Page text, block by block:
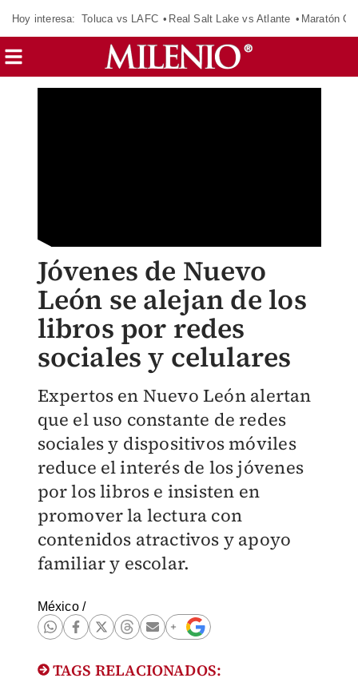
Hoy interesa: Toluca vs LAFC Real Salt Lake vs Atlante Maratón
Jóvenes de Nuevo
León se alejan de los
libros por redes
sociales y celulares
Expertos en Nuevo León alertan
que el uso constante de redes
sociales y dispositivos móviles
reduce el interés de los jóvenes
por los libros e insisten en
promover la lectura con
contenidos atractivos y apoyo
familiar y escolar.
México/
TAGS RELACIONADOS: